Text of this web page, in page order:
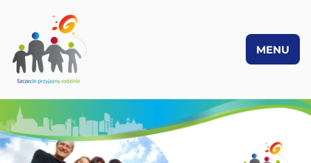
PRZEJDŹ DO TREŚCI
MENU